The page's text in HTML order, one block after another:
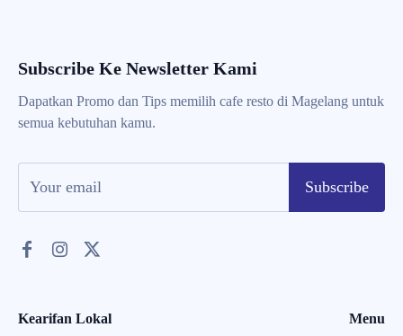
Subscribe Ke Newsletter Kami
Dapatkan Promo dan Tips memilih cafe resto di Magelang untuk
semua kebutuhan kamu.
Subscribe
Kearifan Lokal Menu